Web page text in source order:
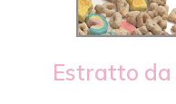
Estratto da